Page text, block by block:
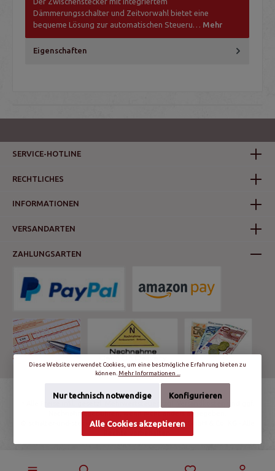
Dämmerungsschalter und Zeitvorwahl bietet eine
bequeme Lösung zur automatischen Steueru… Mehr
Eigenschaften
SERVICE-HOTLINE
RECHTLICHES
INFORMATIONEN
VERSANDARTEN
ZAHLUNGSARTEN
Nachnahmegebühren, wenn nicht anders angegeben.
© schalter-und-steckdosen.de | World Trading Net GmbH & Co. KG - Alle
Diese Website verwendet Cookies, um eine bestmögliche Erfahrung bieten zu
können. Mehr Informationen ...
Nur technisch notwendige Konfigurieren
Alle Cookies akzeptieren